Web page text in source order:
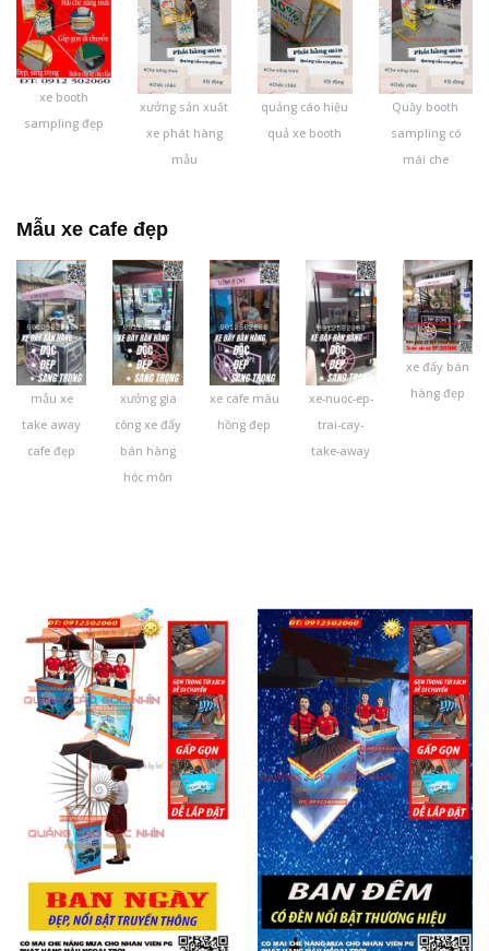
xe booth
sampling đẹp
xưởng sản xuất
xe phát hàng
mẫu
quảng cáo hiệu
quả xe booth
Quầy booth
sampling có
mái che
Mẫu xe cafe đẹp
mẫu xe
take away
cafe đẹp
xưởng gia
công xe đẩy
bán hàng
hóc môn
xe cafe màu
hồng đẹp
xe-nuoc-ep-
trai-cay-
take-away
xe đẩy bán
hàng đẹp